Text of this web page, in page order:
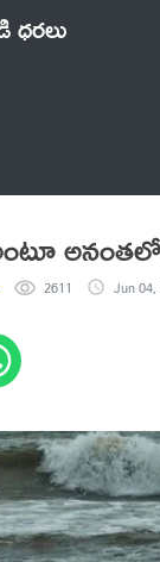
ధరలు
2611 Jun